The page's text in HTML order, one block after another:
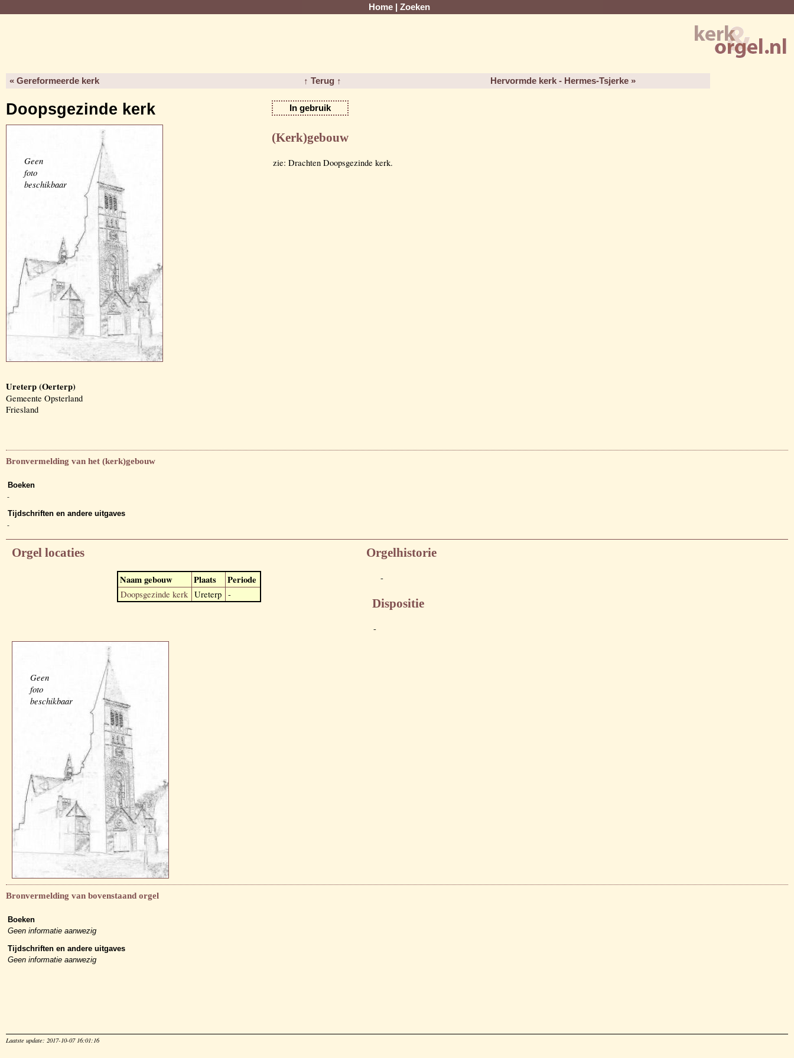
Home Zoeken
« Gereformeerde kerk ↑ Terug ↑ Hervormde kerk - Hermes-Tsjerke »
Doopsgezinde kerk In gebruik
Geen
foto
beschikbaar
Ureterp (Oerterp)
Gemeente Opsterland
Friesland
(Kerk)gebouw
zie: Drachten Doopsgezinde kerk.
Bronvermelding van het (kerk)gebouw
Boeken
-
Tijdschriften en andere uitgaves
-
Orgel locaties
Naam gebouw Plaats Periode
Doopsgezinde kerk Ureterp -
Orgelhistorie
-
Dispositie
-
Geen
foto
beschikbaar
Bronvermelding van bovenstaand orgel
Boeken
Geen informatie aanwezig
Tijdschriften en andere uitgaves
Geen informatie aanwezig
Laatste update: 2017-10-07 16:01:16